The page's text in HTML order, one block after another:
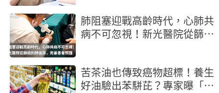
肺阻塞迎戰高齡時代，心肺共
病不可忽視！新光醫院從篩檢
苦茶油也傳致癌物超標！養生
好油驗出苯駢芘？專家曝「製